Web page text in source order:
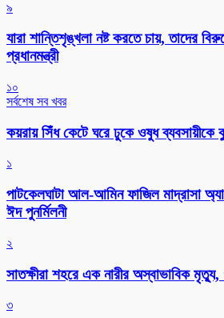
৯
যারা শান্তিশৃঙ্খলা নষ্ট করতে চায়, তাদের
প্রধানমন্ত্রী
১০
সর্বশেষ সব খবর
কয়রায় সিঁধ কেটে ঘরে ঢুকে ওষুধ ব্যবসায়ীকে
১
পাটকেলঘাটা আল-আমিন ফাজিল মাদ্রাসা
ঈদ পুনর্মিলনী
২
সাতক্ষীরা শহরে এক নারীর অস্বাভাবিক
৩